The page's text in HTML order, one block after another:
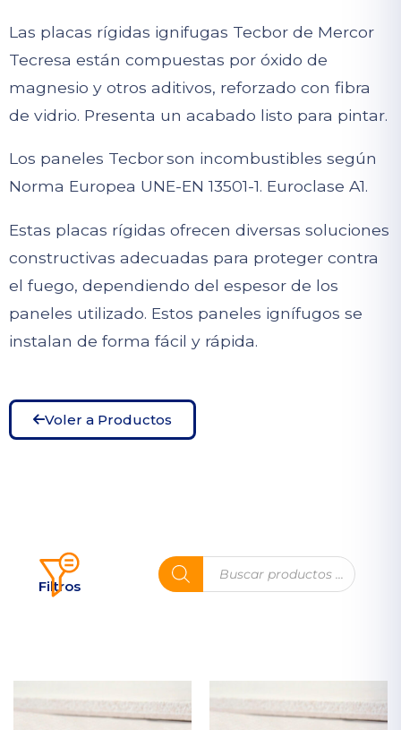
Las placas rígidas ignifugas Tecbor de Mercor
Tecresa están compuestas por óxido de
magnesio y otros aditivos, reforzado con fibra
de vidrio. Presenta un acabado listo para pintar.
Los paneles Tecborson incombustibles según
Norma Europea UNE-EN 13501-1. Euroclase A1.
Estas placas rígidas ofrecen diversas soluciones
constructivas adecuadas para proteger contra
el fuego, dependiendo del espesor de los
paneles utilizado. Estos paneles ignífugos se
instalan de forma fácil y rápida.
Voler a Productos
Filtros